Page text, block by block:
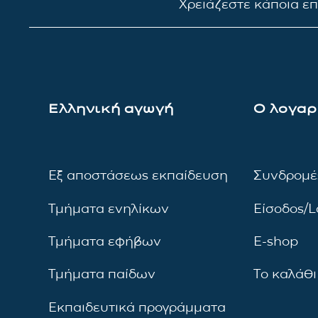
Χρειάζεστε κάποια
Ελληνική αγωγή
Εξ αποστάσεως εκπαίδευση
Τμήματα ενηλίκων
Τμήματα εφήβων
Τμήματα παίδων
Εκπαιδευτικά προγράμματα
Ο
Είσοδος/
E-shop
Το